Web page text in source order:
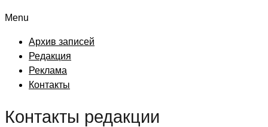
Menu
Архив записей
Редакция
Реклама
Контакты
Контакты редакции